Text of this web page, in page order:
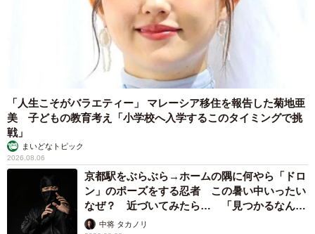
「人生こそがバラエティー」 マレーシア移住を報告した菊地亜
美 子どもの教育考え「小学校へ入学するこのタイミングで挑
戦」
まいどなトピック
2026.08.06
京都駅をぶらぶら→ホームの隅に何やら「ドロ
ン」のポーズをする忍者 この暑い中いったい
なぜ？ 近づいてみたら… 「見つかるなんて
未熟」中将 タカノリ